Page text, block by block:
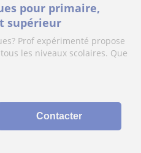
pour primaire,
supérieur
Prof expérimenté propose
les niveaux scolaires. Que
Contacter